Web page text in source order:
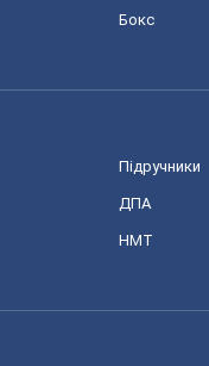
Бокс
Підручники
ДПА
НМТ